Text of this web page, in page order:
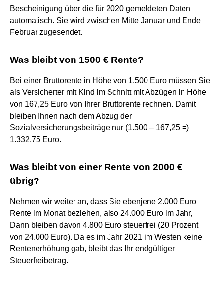
Bescheinigung über die für 2020 gemeldeten Daten
automatisch. Sie wird zwischen Mitte Januar und Ende
Februar zugesendet.
Was bleibt von 1500 € Rente?
Bei einer Bruttorente in Höhe von 1.500 Euro müssen Sie
als Versicherter mit Kind im Schnitt mit Abzügen in Höhe
von 167,25 Euro von Ihrer Bruttorente rechnen. Damit
bleiben Ihnen nach dem Abzug der
Sozialversicherungsbeiträge nur (1.500 – 167,25 =)
1.332,75 Euro.
Was bleibt von einer Rente von 2000 €
übrig?
Nehmen wir weiter an, dass Sie ebenjene 2.000 Euro
Rente im Monat beziehen, also 24.000 Euro im Jahr,
Dann bleiben davon 4.800 Euro steuerfrei (20 Prozent
von 24.000 Euro). Da es im Jahr 2021 im Westen keine
Rentenerhöhung gab, bleibt das Ihr endgültiger
Steuerfreibetrag.